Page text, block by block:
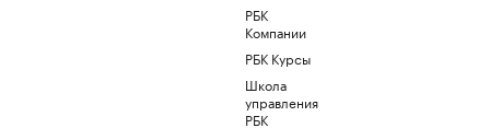
РБК
Компании
РБК Курсы
Школа
управления
РБК